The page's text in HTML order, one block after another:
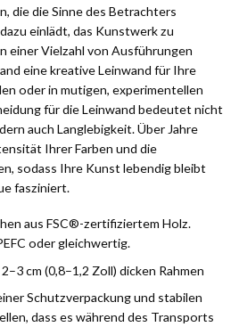
die die Sinne des Betrachters
einlädt, das Kunstwerk zu
einer Vielzahl von Ausführungen
eine kreative Leinwand für Ihre
oder in mutigen, experimentellen
für die Leinwand bedeutet nicht
auch Langlebigkeit. Über Jahre
Ihrer Farben und die
sodass Ihre Kunst lebendig bleibt
fasziniert.
aus FSC®-zertifiziertem Holz.
oder gleichwertig.
cm (0,8–1,2 Zoll) dicken Rahmen
Schutzverpackung und stabilen
dass es während des Transports